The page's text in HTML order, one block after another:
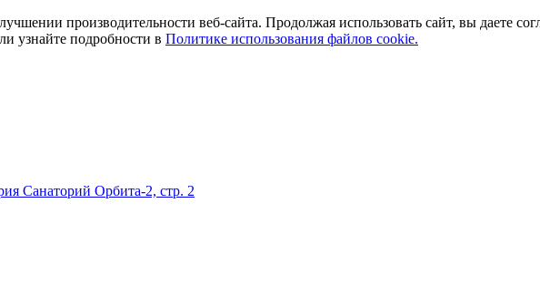
производительности веб-сайта. Продолжая использовать сайт, вы даете
узнайте подробности в Политике использования файлов cookie.
Санаторий Орбита-2, стр. 2